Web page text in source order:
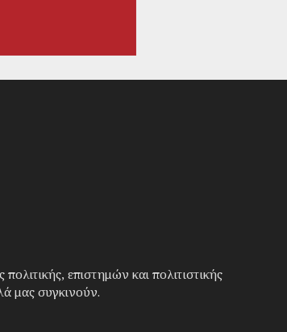
επιστημών και πολιτιστικής
μας συγκινούν.